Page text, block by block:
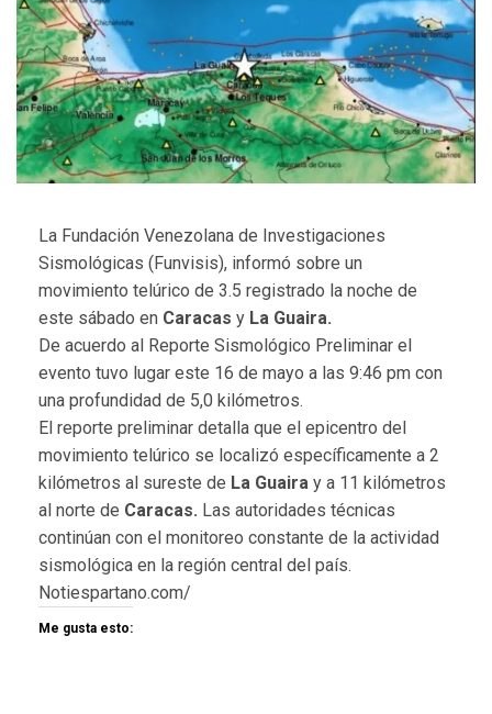
La Fundación Venezolana de Investigaciones
Sismológicas (Funvisis), informó sobre un
movimiento telúrico de 3.5 registrado la noche de
este sábado en Caracas y La Guaira.
De acuerdo al Reporte Sismológico Preliminar el
evento tuvo lugar este 16 de mayo a las 9:46 pm con
una profundidad de 5,0 kilómetros.
El reporte preliminar detalla que el epicentro del
movimiento telúrico se localizó específicamente a 2
kilómetros al sureste de La Guaira y a 11 kilómetros
al norte de Caracas. Las autoridades técnicas
continúan con el monitoreo constante de la actividad
sismológica en la región central del país.
Notiespartano.com/
Me gusta esto: